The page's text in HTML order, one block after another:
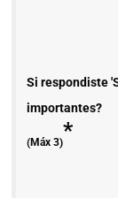
Si respondiste
importantes?
(Máx 3)*